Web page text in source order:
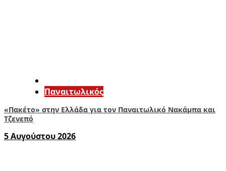
Παναιτωλικός
«Πακέτο» στην Ελλάδα για τον Παναιτωλικό Νακάμπα και
Τζενεπό
5 Αυγούστου 2026